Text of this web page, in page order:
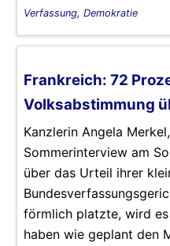
Verfassung, Demokratie
Frankreich: 72
Volksabstimmung
Kanzlerin Angela
Sommerinterview am
über das Urteil ihrer
förmlich platzte, wird
haben wie geplant den